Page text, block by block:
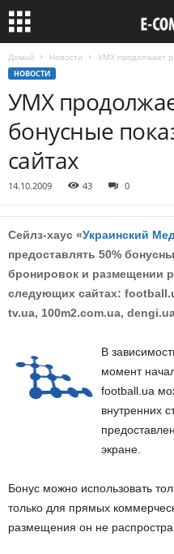
Домой Новости УМХ продолжает
НОВОСТИ
УМХ
бонусные
сайтах
14.10.2009 43 0
Сейлз-хаус «Украинский
предоставлять 50%
бронировок и размещении
следующих сайтах:
tv.ua, 100m2.com.ua,
В
момент
football.ua
внутренних
экране.
Бонус можно использовать
только для прямых
размещения он не